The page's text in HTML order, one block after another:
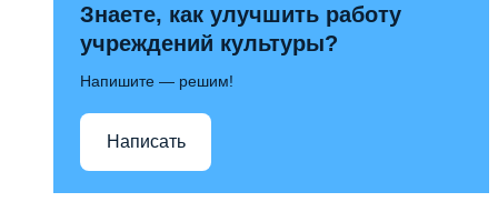
Знаете, как улучшить работу
учреждений культуры?
Напишите — решим!
Написать